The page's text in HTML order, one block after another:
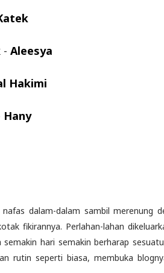
- Aleesya
Hakimi
Hany
dalam-dalam sambil merenung
fikirannya. Perlahan-lahan
hari semakin berharap
rutin seperti biasa, membuka